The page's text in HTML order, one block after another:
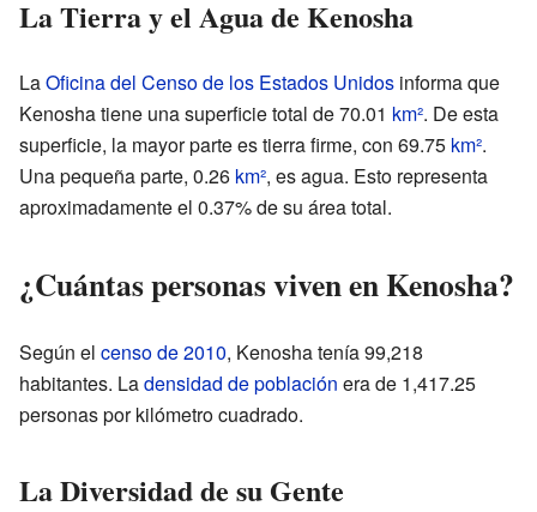
La Tierra y el Agua de Kenosha
LaOficina del Censo de los Estados Unidos informa que
Kenosha tiene una superficie total de 70.01 km². De esta
superficie, la mayor parte es tierra firme, con 69.75 km².
Una pequeña parte, 0.26 km², es agua. Esto representa
aproximadamente el 0.37% de su área total.
¿Cuántas personas viven en Kenosha?
Según el censo de 2010, Kenosha tenía 99,218
habitantes. Ladensidad de población era de 1,417.25
personas por kilómetro cuadrado.
La Diversidad de su Gente